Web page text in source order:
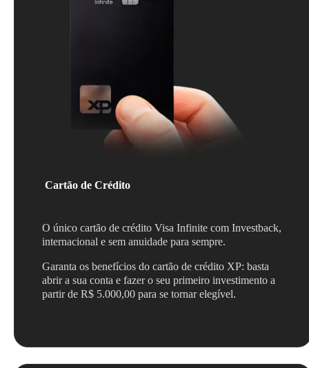
Cartão de Crédito
O único cartão de crédito Visa Infinite com Investback,
internacional e sem anuidade para sempre.
Garanta os benefícios do cartão de crédito XP: basta
abrir a sua conta e fazer o seu primeiro investimento a
partir de R$ 5.000,00 para se tornar elegível.